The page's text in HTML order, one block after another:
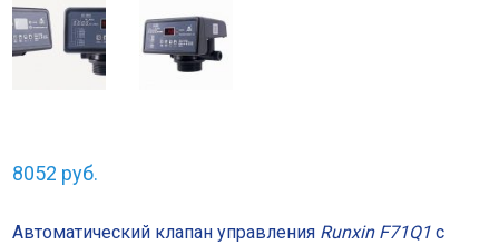
8052 руб.
Автоматический клапан управления Runxin F71Q1 с